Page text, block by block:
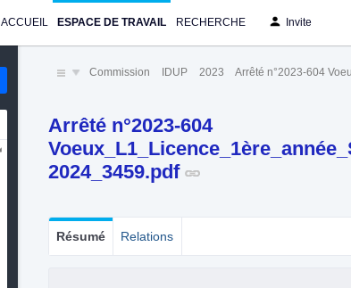
ACCUEIL ESPACE DE TRAVAIL RECHERCHE Invite
Commission IDUP 2023 Arrêté n°2023-604
Arrêté n°2023-604
2024_3459.pdf
Résumé Relations